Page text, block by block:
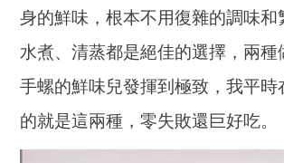
身的鮮味，根本不用復雜的調味和
水煮、清蒸都是絕佳的選擇，兩種
手螺的鮮味兒發揮到極致，我平時
的就是這兩種，零失敗還巨好吃。